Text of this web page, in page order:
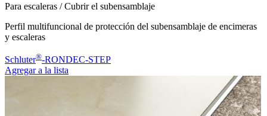
Para escaleras / Cubrir el subensamblaje
Perfil multifuncional de protección del subensamblaje de encimeras
y escaleras
Schluter®-RONDEC-STEP
Agregar a la lista